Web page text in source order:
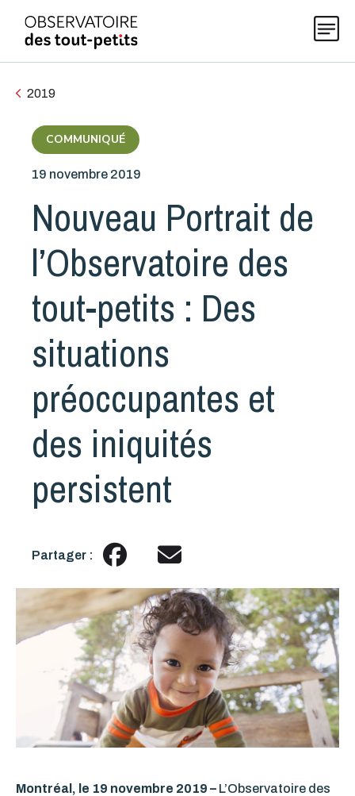
Thématiques
Explorer les données 0-5
Publications
Actualités
À propos
2019
COMMUNIQUÉ
19 novembre 2019
Nouveau Portrait de
l’Observatoire des
tout-petits : Des
situations
préoccupantes et
des iniquités
persistent
Partager :
Montréal, le 19 novembre 2019 – L’Observatoire des